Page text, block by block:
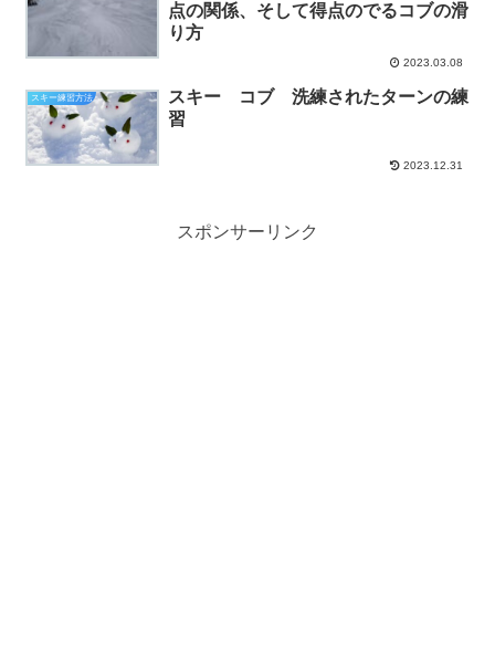
点の関係、そして得点のでるコブの滑
り方
2023.03.08
スキー練習方法
スキー コブ 洗練されたターンの練
習
2023.12.31
スポンサーリンク